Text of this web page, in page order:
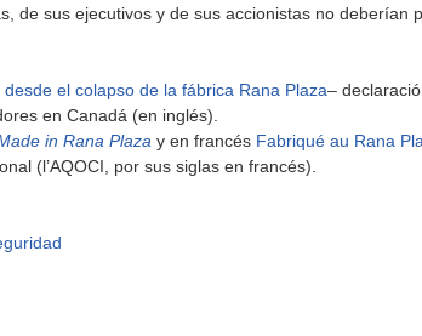
de sus ejecutivos y de sus accionistas no
el colapso de la fábrica Rana Plaza–
en Canadá (en inglés).
in Rana Plaza y en francés Fabriqué au Rana
(l’AQOCI, por sus siglas en francés).